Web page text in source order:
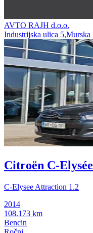
AVTO RAJH d.o.o.
Industrijska ulica 5,Murska
Citroën C-Elysée
C-Elysee Attraction 1.2
2014
108.173 km
Bencin